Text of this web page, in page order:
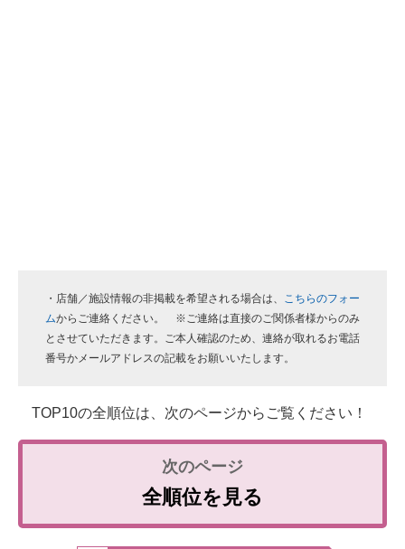
・店舗／施設情報の非掲載を希望される場合は、 こちらのフォー
ムからご連絡ください。 ※ご連絡は直接のご関係者様からのみ
とさせていただきます。ご本人確認のため、連絡が取れるお電話
番号かメールアドレスの記載をお願いいたします。
TOP10の全順位は、次のページからご覧ください！
全順位を見る